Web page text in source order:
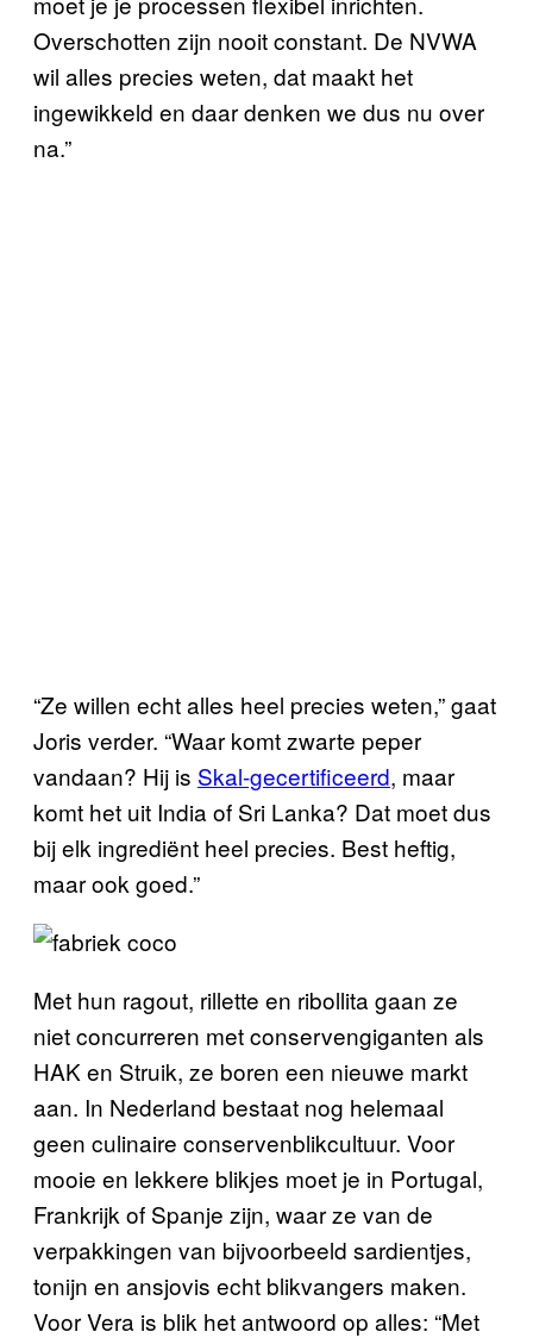
Overschotten zijn nooit constant. De NVWA
wil alles precies weten, dat maakt het
ingewikkeld en daar denken we dus nu over
na.”
“Ze willen echt alles heel precies weten,” gaat
Joris verder. “Waar komt zwarte peper
vandaan? Hij is Skal-gecertificeerd, maar
komt het uit India of Sri Lanka? Dat moet dus
bij elk ingrediënt heel precies. Best heftig,
maar ook goed.”
Met hun ragout, rillette en ribollita gaan ze
niet concurreren met conservengiganten als
HAK en Struik, ze boren een nieuwe markt
aan. In Nederland bestaat nog helemaal
geen culinaire conservenblikcultuur. Voor
mooie en lekkere blikjes moet je in Portugal,
Frankrijk of Spanje zijn, waar ze van de
verpakkingen van bijvoorbeeld sardientjes,
tonijn en ansjovis echt blikvangers maken.
Voor Vera is blik het antwoord op alles: “Met